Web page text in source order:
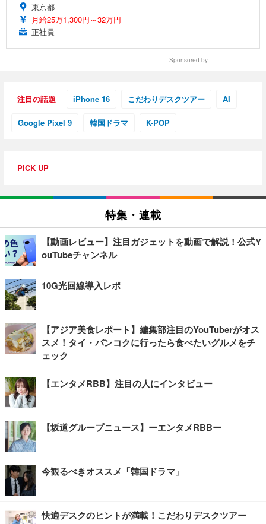
東京都
月給25万1,300円～32万円
正社員
Sponsored by
注目の話題 iPhone 16 こだわりデスクツアー AI
Google Pixel 9 韓国ドラマ K-POP
PICK UP
特集・連載
【動画レビュー】注目ガジェットを動画で解説！公式Y
ouTubeチャンネル
10G光回線導入レポ
【アジア美食レポート】編集部注目のYouTuberがオス
スメ！タイ・バンコクに行ったら食べたいグルメをチ
ェック
【エンタメRBB】注目の人にインタビュー
【坂道グループニュース】ーエンタメRBBー
今観るべきオススメ「韓国ドラマ」
快適デスクのヒントが満載！こだわりデスクツアー